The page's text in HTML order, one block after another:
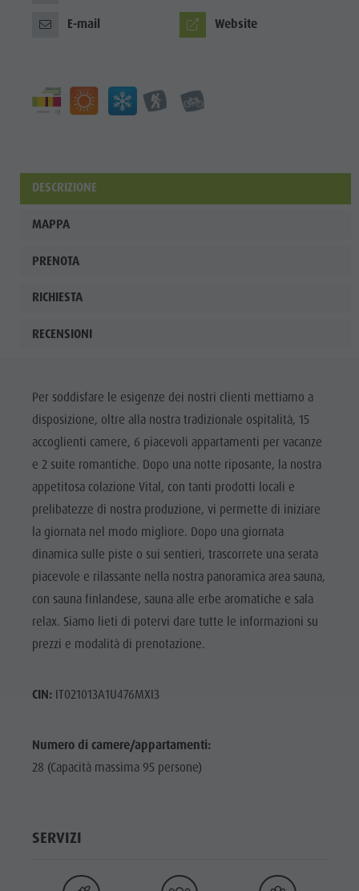
E-mail Website
DESCRIZIONE
MAPPA
PRENOTA
RICHIESTA
RECENSIONI
Per soddisfare le esigenze dei nostri clienti mettiamo a
disposizione, oltre alla nostra tradizionale ospitalità, 15
accoglienti camere, 6 piacevoli appartamenti per vacanze
e 2 suite romantiche. Dopo una notte riposante, la nostra
appetitosa colazione Vital, con tanti prodotti locali e
prelibatezze di nostra produzione, vi permette di iniziare
la giornata nel modo migliore. Dopo una giornata
dinamica sulle piste o sui sentieri, trascorrete una serata
piacevole e rilassante nella nostra panoramica area sauna,
con sauna finlandese, sauna alle erbe aromatiche e sala
relax. Siamo lieti di potervi dare tutte le informazioni su
prezzi e modalità di prenotazione.
CIN:IT021013A1U476MXI3
Numero di camere/appartamenti:
28 (Capacità massima 95 persone)
SERVIZI